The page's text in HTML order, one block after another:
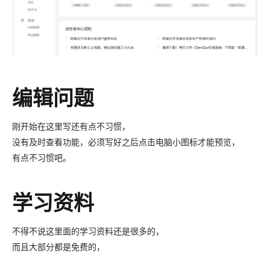
编辑问题
刚开始在这里写还有点不习惯，
没有及时查看功能，必须写好之后点击电脑小图标才能预览，
有点不习惯吧。
学习资料
不得不说这里面的学习资料还是很多的，
而且大部分都是免费的，